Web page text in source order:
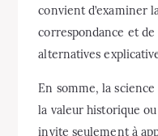
convient d’examiner
correspondance et
alternatives
En somme, la
la valeur historique
invite seulement à